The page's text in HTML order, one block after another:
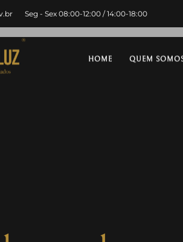
Seg - Sex 08:00-12:00 / 14:00-18:00
HOME QUEM